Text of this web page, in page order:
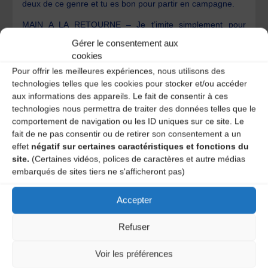
Gérer le consentement aux
cookies
Pour offrir les meilleures expériences, nous utilisons des
technologies telles que les cookies pour stocker et/ou accéder
aux informations des appareils. Le fait de consentir à ces
technologies nous permettra de traiter des données telles que le
comportement de navigation ou les ID uniques sur ce site. Le
fait de ne pas consentir ou de retirer son consentement a un
effet négatif sur certaines caractéristiques et fonctions du
site. (Certaines vidéos, polices de caractères et autre médias
embarqués de sites tiers ne s'afficheront pas)
Accepter
Refuser
Voir les préférences
deux de ce genre et tu es bon pour partir en campagne.
MAIN A LA RETOURNE – Je t’imite simplement pour
seul. Je suis là, fidèle, et désormais convaincu…du moins,
PATTE FOLLE – Je t’entends. Mais ce que j’ai à résoudre,
c’est moi dans cet espace particulier qu’est celui de mon
enfance, l’endroit où ma vie s’est inscrite. Et qu’est-ce que
ma vie à Peschadoires ou à La Monnerie ? Rien. Une vie
qu’il me faut reconstituer, retrouver et lui donner un sens
pour que je puisse l’arpenter avec du poids dans les
chaussures, avec la terre qui me colle à la peau, avec la
tête légère dans cet air de la vallée de la Dore et les mains
libres dans cette transparence.
MAIN A LA RETOURNE – Alors là, j’abandonne. Trop
de faire le premier pas, je ne vois pas comment t’aider.
Quoique… Mais là aussi ça se décante. Petit à petit je